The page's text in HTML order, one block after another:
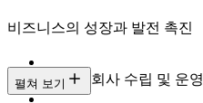
비즈니스의 성장과 발전 촉진
전문가 회사 수립 및 운
펼쳐 보기